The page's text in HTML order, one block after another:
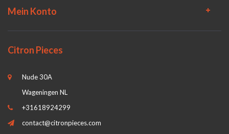
Mein Konto
Citron Pieces
Nude 30A
Wageningen NL
+31618924299
contact@citronpieces.com